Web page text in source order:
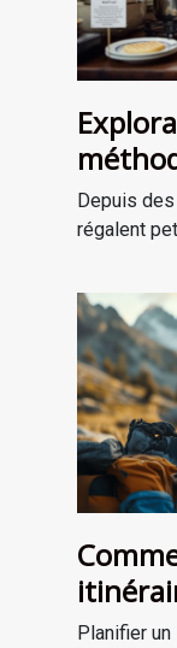
Depuis
régalent
une
Planifier